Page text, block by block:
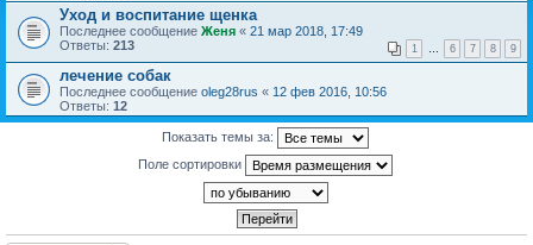
Уход и воспитание щенка
Последнее сообщение Женя « 21 мар 2018, 17:49
Ответы: 213 1 … 6 7 8 9
лечение собак
Последнее сообщение oleg28rus « 12 фев 2016, 10:56
Ответы: 12
Показать темы за:
Поле сортировки